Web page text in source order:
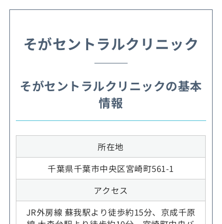
そがセントラルクリニック
そがセントラルクリニックの基本
情報
所在地
千葉県千葉市中央区宮崎町561-1
アクセス
JR外房線 蘇我駅より徒歩約15分、京成千原